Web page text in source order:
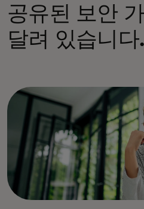
공유된 보안
달려 있습니다.